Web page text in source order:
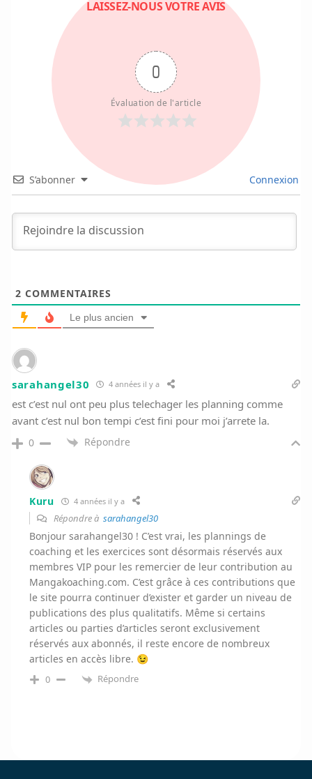
LAISSEZ-NOUS VOTRE AVIS
0
Évaluation de l'article
S’abonner Connexion
2 COMMENTAIRES
Le plus ancien
sarahangel30 4 années il y a
est c’est nul ont peu plus telechager les planning comme
avant c’est nul bon tempi c’est fini pour moi j’arrete la.
0 Répondre
Kuru 4 années il y a
Répondre à sarahangel30
Bonjour sarahangel30 ! C’est vrai, les plannings de
coaching et les exercices sont désormais réservés aux
membres VIP pour les remercier de leur contribution au
Mangakoaching.com. C’est grâce à ces contributions que
le site pourra continuer d’exister et garder un niveau de
publications des plus qualitatifs. Même si certains
articles ou parties d’articles seront exclusivement
réservés aux abonnés, il reste encore de nombreux
articles en accès libre. 😉
0 Répondre